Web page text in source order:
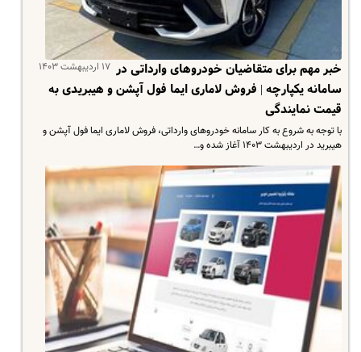
۱۷ اردیبهشت ۱۴۰۳ خبر مهم برای متقاضیان خودروهای وارداتی در
سامانه یکپارچه | فروش لاماری ایما فول آپشن و هیبریدی به
قیمت نمایندگی
با توجه به شروع به کار سامانه خودروهای وارداتی، فروش لاماری ایما فول آپشن و
هیبرید در اردیبهشت ۱۴۰۳ آغاز شده و…